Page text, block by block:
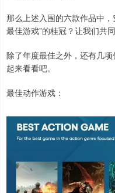
那么上述入围的六款作品中
最佳游戏”的桂冠？让我们共
除了年度最佳之外，还有几
起来看看吧。
最佳动作游戏：